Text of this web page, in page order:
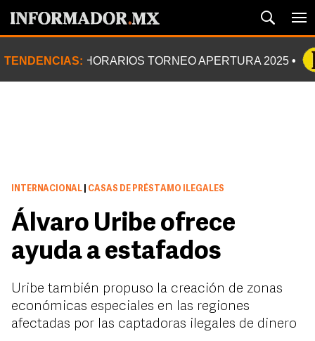
TENDENCIAS: HORARIOS TORNEO APERTURA 2025
INTERNACIONAL CASAS DE PRÉSTAMO ILEGALES
Álvaro Uribe ofrece
ayuda a estafados
Uribe también propuso la creación de zonas
económicas especiales en las regiones
afectadas por las captadoras ilegales de dinero